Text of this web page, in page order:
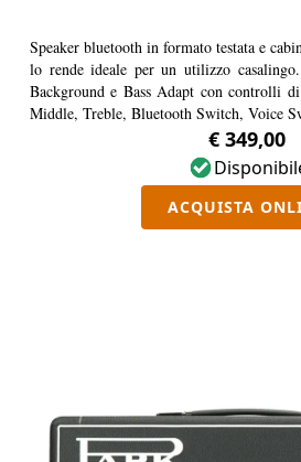
Speaker bluetooth in formato testata e
lo rende ideale per un utilizzo
Background e Bass Adapt con controlli
Middle, Treble, Bluetooth Switch, Voice
da 1,5", può essere sganciata dal cabinet
full range da 5W alimentato a batteria,
€ 349,00
ACQUISTA